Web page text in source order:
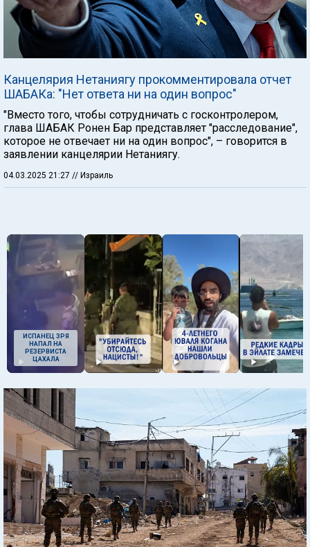
Канцелярия Нетаниягу прокомментировала отчет
ШАБАКа: "Нет ответа ни на один вопрос"
"Вместо того, чтобы сотрудничать с госконтролером,
глава ШАБАК Ронен Бар представляет "расследование",
которое не отвечает ни на один вопрос", – говорится в
заявлении канцелярии Нетаниягу.
04.03.2025 21:27 // Израиль
ИСПАНЕЦ ЗРЯ
НАПАЛ НА
РЕЗЕРВИСТА
ЦАХАЛА